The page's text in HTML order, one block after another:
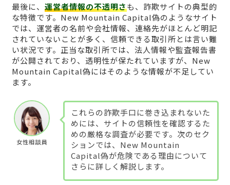
最後に、 運営者情報の不透明さも、詐欺サイトの典型的
な特徴です。New Mountain Capital偽のようなサイト
では、運営者の名前や会社情報、連絡先がほとんど明記
されていないことが多く、信頼できる取引所とは言い難
い状況です。正当な取引所では、法人情報や監査報告書
が公開されており、透明性が保たれていますが、New
Mountain Capital偽にはそのような情報が不足してい
ます。
女性相談員
これらの詐欺手口に巻き込まれないた
めには、サイトの信頼性を確認するた
めの厳格な調査が必要です。次のセク
ションでは、New Mountain
Capital偽が危険である理由について
さらに詳しく解説します。